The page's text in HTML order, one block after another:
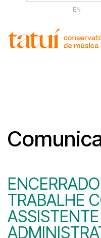
EN
TRABALHE
ASSISTENTE